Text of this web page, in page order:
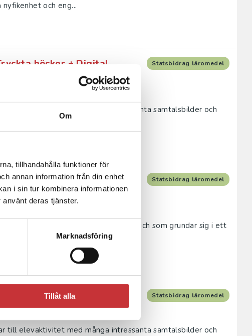
Om
tillhandahålla funktioner för
annan information från din enhet
i sin tur kombinera informationen
deras tjänster.
Marknadsföring
Tillåt alla
och eng...
böcker + Digital
Statsbidrag läromedel
till elevaktivitet med många intressanta samtalsbilder och
och eng...
bok + Digital
Statsbidrag läromedel
eleverna till delaktighet och aktivitet och som grundar sig i ett
Statsbidrag läromedel
till elevaktivitet med många intressanta samtalsbilder och